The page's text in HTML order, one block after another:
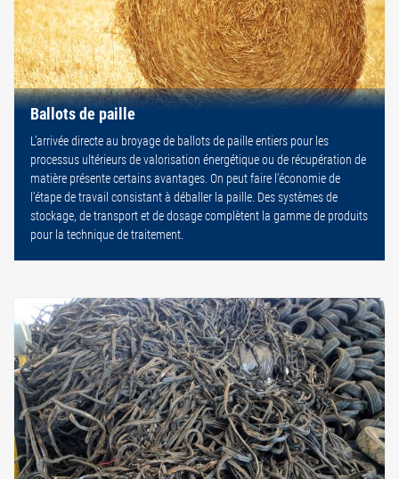
Ballots de paille
L’arrivée directe au broyage de ballots de paille entiers pour les
processus ultérieurs de valorisation énergétique ou de récupération de
matière présente certains avantages. On peut faire l’économie de
l’étape de travail consistant à déballer la paille. Des systèmes de
stockage, de transport et de dosage complètent la gamme de produits
pour la technique de traitement.